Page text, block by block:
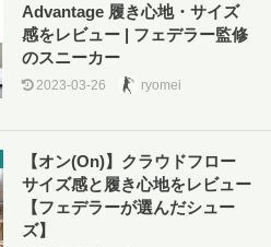
Advantage 履き心地・サイズ
感をレビュー | フェデラー監修
のスニーカー
2023-03-26 ryomei
【オン(On)】クラウドフロー
サイズ感と履き心地をレビュー
【フェデラーが選んだシュー
ズ】